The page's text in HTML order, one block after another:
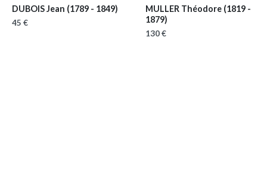
DUBOIS Jean (1789 - 1849)
45 €
MULLER Théodore (1819 -
1879)
130 €